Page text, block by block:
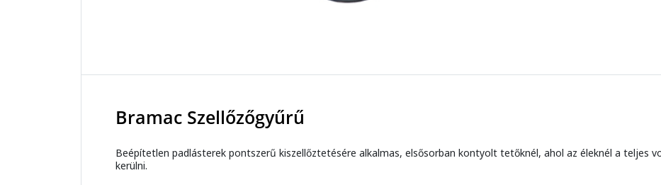
Bramac Szellőzőgyűrű
Beépítetlen padlásterek pontszerű kiszellőztetésére alkalmas, elsősorban kontyolt tetőknél, ahol az éleknél a teljes
kerülni.